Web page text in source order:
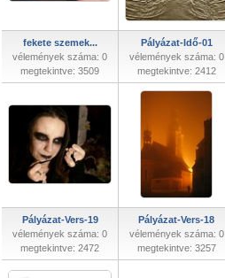
fekete szemek...
vélemények száma: 0
megtekintve: 3509
Pályázat-Idő-01
vélemények száma: 0
megtekintve: 2412
Pályázat-Vers-19
vélemények száma: 0
megtekintve: 2472
Pályázat-Vers-18
vélemények száma: 0
megtekintve: 3257